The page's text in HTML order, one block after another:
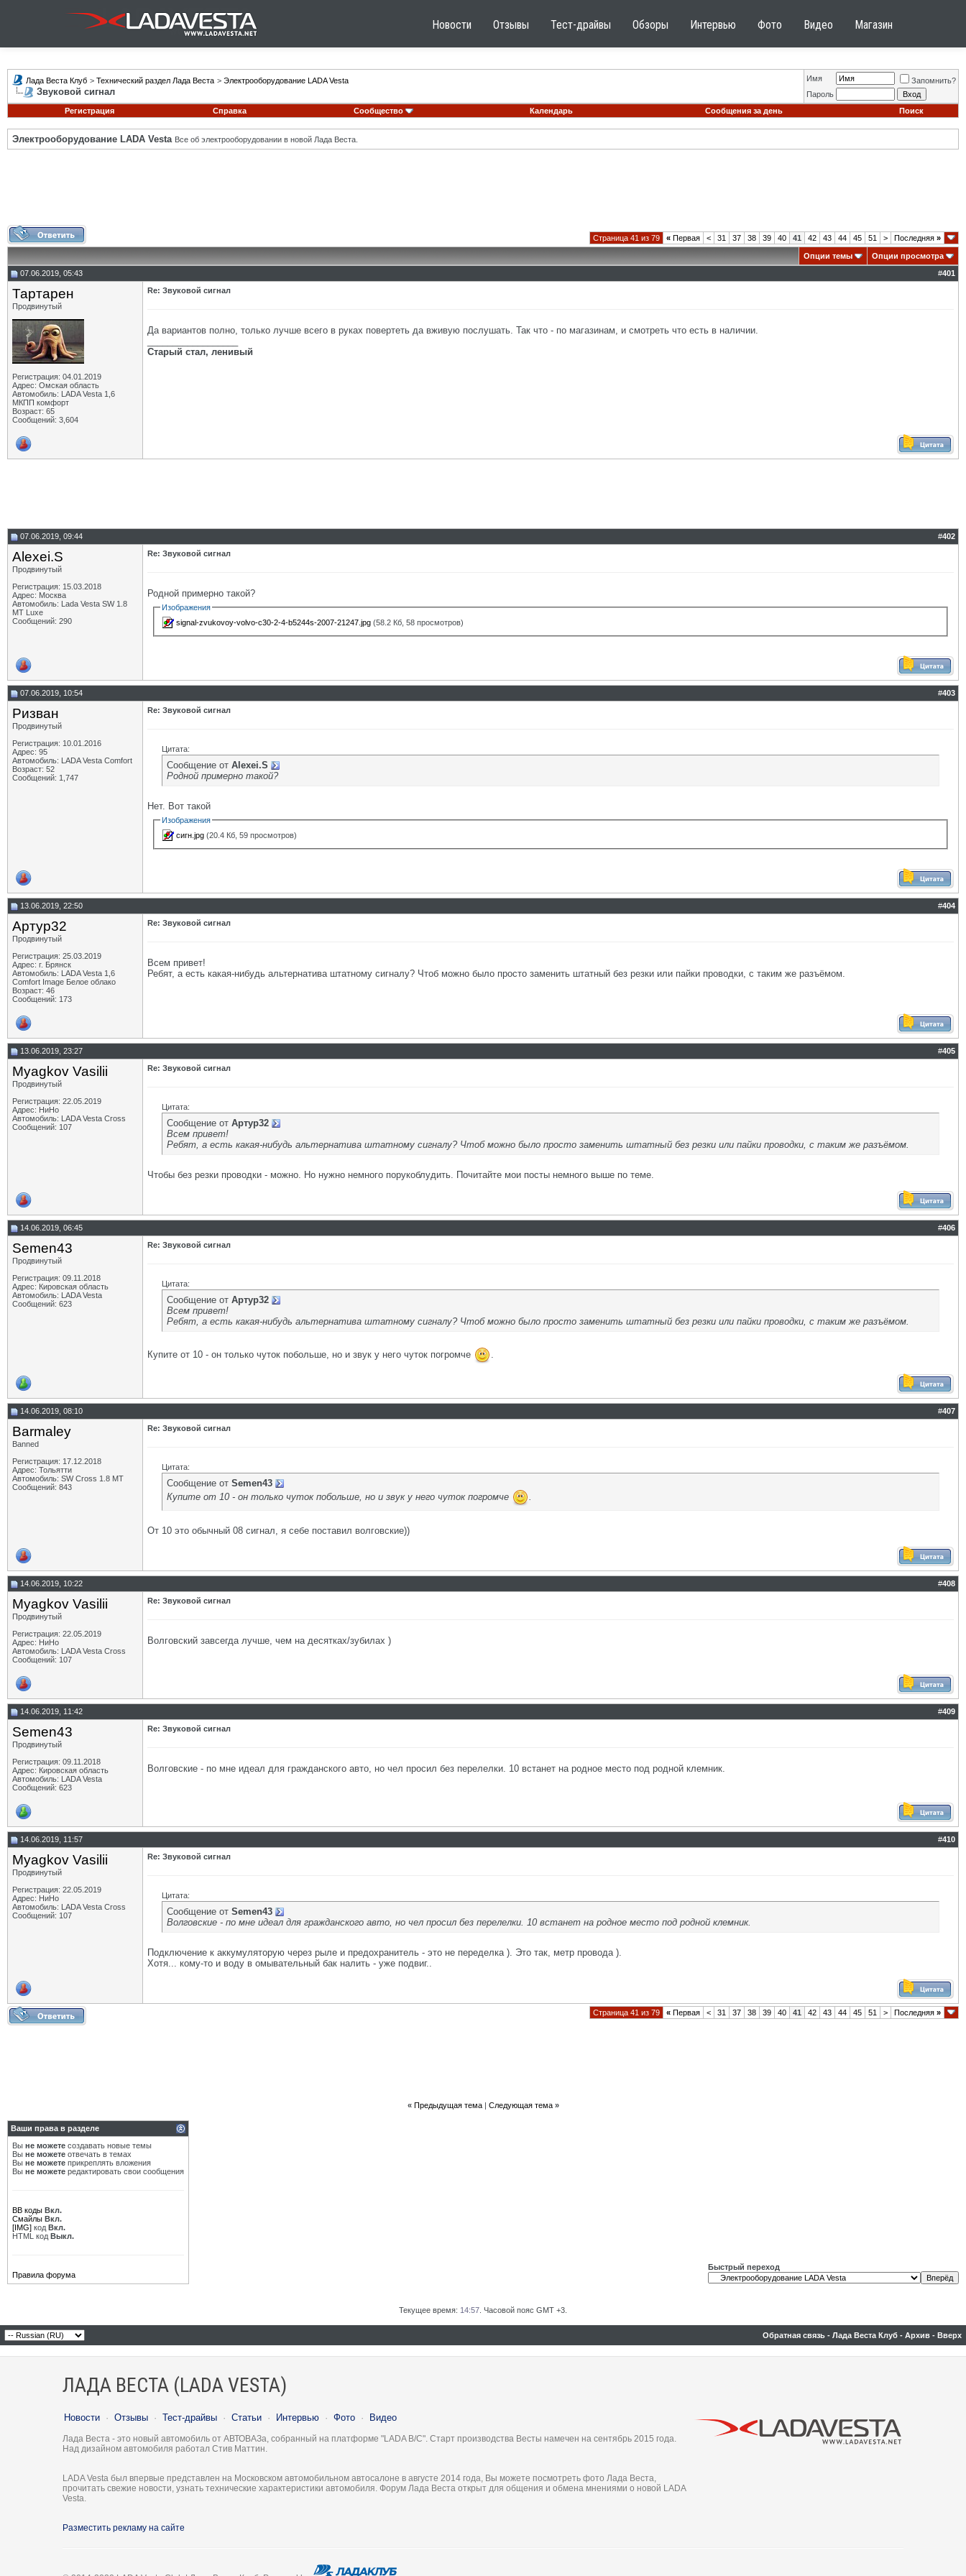
Новости Отзывы Тест-драйвы Обзоры Интервью Фото Видео Магазин
Лада Веста Клуб > Технический раздел Лада Веста > Электрооборудование LADA Vesta
Звуковой сигнал
Имя
Запомнить?
Пароль
Регистрация
Справка Сообщество Календарь Сообщения за день Поиск
Электрооборудование LADA Vesta Все об электрооборудовании в новой Лада Веста.
Страница 41 из 79 « Первая < 31 37 38 39 40 41 42 43 44 45 51 > Последняя »
Опции темы
Опции просмотра
07.06.2019, 05:43
#401
Тартарен
Продвинутый
Регистрация: 04.01.2019
Адрес: Омская область
Автомобиль: LADA Vesta 1,6
МКПП комфорт
Возраст: 65
Сообщений: 3,604
Re: Звуковой сигнал
Да вариантов полно, только лучше всего в руках повертеть да вживую послушать. Так что - по магазинам, и смотреть что есть в наличии.
Старый стал, ленивый
07.06.2019, 09:44 #402
Alexei.S
Продвинутый
Регистрация: 15.03.2018
Адрес: Москва
Автомобиль: Lada Vesta SW 1.8
MT Luxe
Сообщений: 290
Re: Звуковой сигнал
Родной примерно такой?
Изображения
signal-zvukovoy-volvo-c30-2-4-b5244s-2007-21247.jpg (58.2 Кб, 58 просмотров)
07.06.2019, 10:54 #403
Ризван
Продвинутый
Регистрация: 10.01.2016
Адрес: 95
Автомобиль: LADA Vesta Сomfort
Возраст: 52
Сообщений: 1,747
Re: Звуковой сигнал
Цитата:
Сообщение от Alexei.S
Родной примерно такой?
Нет. Вот такой
Изображения
сигн.jpg (20.4 Кб, 59 просмотров)
13.06.2019, 22:50 #404
Артур32
Продвинутый
Регистрация: 25.03.2019
Адрес: г. Брянск
Автомобиль: LADA Vesta 1,6
Comfort Image Белое облако
Возраст: 46
Сообщений: 173
Re: Звуковой сигнал
Всем привет!
Ребят, а есть какая-нибудь альтернатива штатному сигналу? Чтоб можно было просто заменить штатный без резки или пайки проводки, с таким же разъёмом.
13.06.2019, 23:27 #405
Myagkov Vasilii
Продвинутый
Регистрация: 22.05.2019
Адрес: НиНо
Автомобиль: LADA Vesta Cross
Сообщений: 107
Re: Звуковой сигнал
Цитата:
Сообщение от Артур32
Всем привет!
Ребят, а есть какая-нибудь альтернатива штатному сигналу? Чтоб можно было просто заменить штатный без резки или пайки проводки, с таким же разъёмом.
Чтобы без резки проводки - можно. Но нужно немного порукоблудить. Почитайте мои посты немного выше по теме.
14.06.2019, 06:45 #406
Semen43
Продвинутый
Регистрация: 09.11.2018
Адрес: Кировская область
Автомобиль: LADA Vesta
Сообщений: 623
Re: Звуковой сигнал
Цитата:
Сообщение от Артур32
Всем привет!
Ребят, а есть какая-нибудь альтернатива штатному сигналу? Чтоб можно было просто заменить штатный без резки или пайки проводки, с таким же разъёмом.
Купите от 10 - он только чуток побольше, но и звук у него чуток погромче
14.06.2019, 08:10 #407
Barmaley
Banned
Регистрация: 17.12.2018
Адрес: Тольятти
Автомобиль: SW Cross 1.8 MТ
Сообщений: 843
Re: Звуковой сигнал
Цитата:
Сообщение от Semen43
Купите от 10 - он только чуток побольше, но и звук у него чуток погромче
От 10 это обычный 08 сигнал, я себе поставил волговские))
14.06.2019, 10:22 #408
Myagkov Vasilii
Продвинутый
Регистрация: 22.05.2019
Адрес: НиНо
Автомобиль: LADA Vesta Cross
Сообщений: 107
Re: Звуковой сигнал
Волговский завсегда лучше, чем на десятках/зубилах )
14.06.2019, 11:42 #409
Semen43
Продвинутый
Регистрация: 09.11.2018
Адрес: Кировская область
Автомобиль: LADA Vesta
Сообщений: 623
Re: Звуковой сигнал
Волговские - по мне идеал для гражданского авто, но чел просил без перелелки. 10 встанет на родное место под родной клемник.
14.06.2019, 11:57 #410
Myagkov Vasilii
Продвинутый
Регистрация: 22.05.2019
Адрес: НиНо
Автомобиль: LADA Vesta Cross
Сообщений: 107
Re: Звуковой сигнал
Цитата:
Сообщение от Semen43
Волговские - по мне идеал для гражданского авто, но чел просил без перелелки. 10 встанет на родное место под родной клемник.
Подключение к аккумуляторую через рыле и предохранитель - это не переделка ). Это так, метр провода ).
Хотя... кому-то и воду в омывательный бак налить - уже подвиг..
Страница 41 из 79 « Первая < 31 37 38 39 40 41 42 43 44 45 51 > Последняя »
« Предыдущая тема| Следующая тема »
Ваши права в разделе
Вы не можете создавать новые темы
Вы не можете отвечать в темах
Вы не можете прикреплять вложения
Вы не можете редактировать свои сообщения
BB коды Вкл.
Смайлы Вкл.
[IMG] код Вкл.
HTML код Выкл.
Правила форума
Быстрый переход
Текущее время: 14:57 . Часовой пояс GMT +3.
Обратная связь - Лада Веста Клуб - Архив - Вверх
ЛАДА ВЕСТА (LADA VESTA)
Новости · Отзывы · Тест-драйвы · Статьи · Интервью · Фото · Видео
Лада Веста - это новый автомобиль от АВТОВАЗа, собранный на платформе "LADA B/C". Старт производства Весты намечен на сентябрь 2015 года.
Над дизайном автомобиля работал Стив Маттин.
LADA Vesta был впервые представлен на Московском автомобильном автосалоне в августе 2014 года, Вы можете посмотреть фото Лада Веста,
прочитать свежие новости, узнать технические характеристики автомобиля. Форум Лада Веста открыт для общения и обмена мнениями о новой LADA
Vesta.
Разместить рекламу на сайте